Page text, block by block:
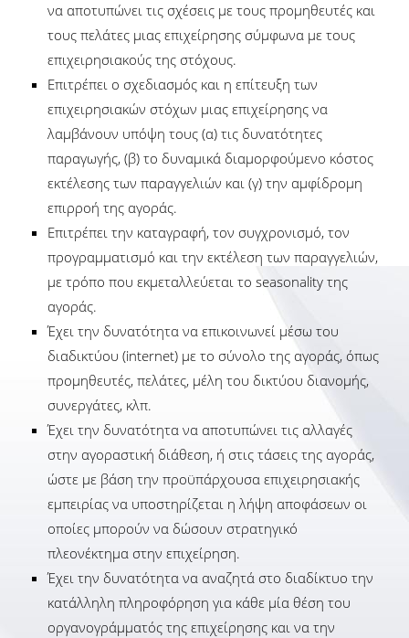
να αποτυπώνει τις σχέσεις με τους προμηθευτές και
τους πελάτες μιας επιχείρησης σύμφωνα με τους
επιχειρησιακούς της στόχους.
Επιτρέπει ο σχεδιασμός και η επίτευξη των
επιχειρησιακών στόχων μιας επιχείρησης να
λαμβάνουν υπόψη τους (α) τις δυνατότητες
παραγωγής, (β) το δυναμικά διαμορφούμενο κόστος
εκτέλεσης των παραγγελιών και (γ) την αμφίδρομη
επιρροή της αγοράς.
Επιτρέπει την καταγραφή, τον συγχρονισμό, τον
προγραμματισμό και την εκτέλεση των παραγγελιών,
με τρόπο που εκμεταλλεύεται το seasonality της
αγοράς.
Έχει την δυνατότητα να επικοινωνεί μέσω του
διαδικτύου (internet) με το σύνολο της αγοράς, όπως
προμηθευτές, πελάτες, μέλη του δικτύου διανομής,
συνεργάτες, κλπ.
Έχει την δυνατότητα να αποτυπώνει τις αλλαγές
στην αγοραστική διάθεση, ή στις τάσεις της αγοράς,
ώστε με βάση την προϋπάρχουσα επιχειρησιακής
εμπειρίας να υποστηρίζεται η λήψη αποφάσεων οι
οποίες μπορούν να δώσουν στρατηγικό
πλεονέκτημα στην επιχείρηση.
Έχει την δυνατότητα να αναζητά στο διαδίκτυο την
κατάλληλη πληροφόρηση για κάθε μία θέση του
οργανογράμματός της επιχείρησης και να την